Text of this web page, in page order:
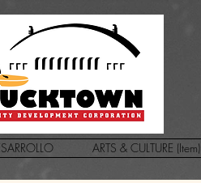
ARTS & CULTURE (Item)